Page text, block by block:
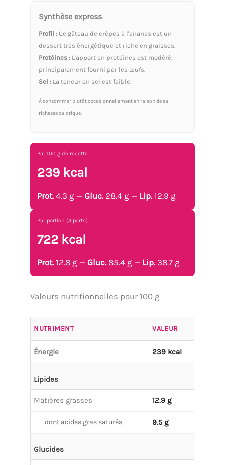
Synthèse express
Profil : Ce gâteau de crêpes à l'ananas est un
dessert très énergétique et riche en graisses.
Protéines : L'apport en protéines est modéré,
principalement fourni par les œufs.
Sel : La teneur en sel est faible.
À consommer plutôt occasionnellement en raison de sa
richesse calorique.
Par 100 g de recette
239 kcal
Prot.4.3 g —Gluc.28.4 g — Lip.12.9 g
Par portion (4 parts)
722 kcal
Prot.12.8 g —Gluc.85.4 g — Lip.38.7 g
Valeurs nutritionnelles pour 100 g
NUTRIMENT VALEUR
Énergie 239 kcal
Lipides
Matières grasses 12.9 g
dont acides gras saturés 9.5 g
Glucides